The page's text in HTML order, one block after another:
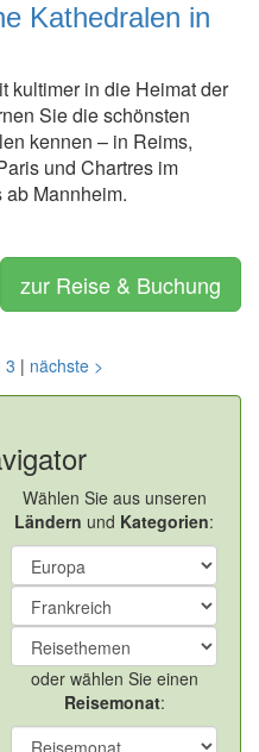
Kathedralen in
kultimer in die Heimat der
Sie die schönsten
kennen – in Reims,
und Chartres im
ab Mannheim.
zur Reise & Buchung
3 | nächste >
Wählen Sie aus unseren
Ländern und Kategorien:
oder wählen Sie einen
Reisemonat: